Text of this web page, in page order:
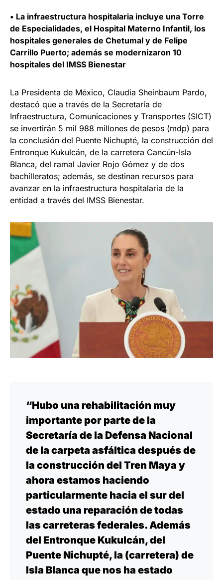
•⁠ ⁠La infraestructura hospitalaria incluye una Torre
de Especialidades, el Hospital Materno Infantil, los
hospitales generales de Chetumal y de Felipe
Carrillo Puerto; además se modernizaron 10
hospitales del IMSS Bienestar
La Presidenta de México, Claudia Sheinbaum Pardo,
destacó que a través de la Secretaría de
Infraestructura, Comunicaciones y Transportes (SICT)
se invertirán 5 mil 988 millones de pesos (mdp) para
la conclusión del Puente Nichupté, la construcción del
Entronque Kukulcán, de la carretera Cancún-Isla
Blanca, del ramal Javier Rojo Gómez y de dos
bachilleratos; además, se destinan recursos para
avanzar en la infraestructura hospitalaria de la
entidad a través del IMSS Bienestar.
“Hubo una rehabilitación muy
importante por parte de la
Secretaría de la Defensa Nacional
de la carpeta asfáltica después de
la construcción del Tren Maya y
ahora estamos haciendo
particularmente hacia el sur del
estado una reparación de todas
las carreteras federales. Además
del Entronque Kukulcán, del
Puente Nichupté, la (carretera) de
Isla Blanca que nos ha estado